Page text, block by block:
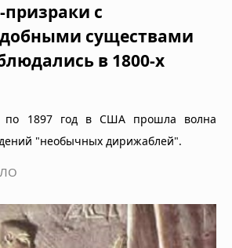
с
существами
в 1800-х
по 1897 год в США прошла волна
"необычных дирижаблей".